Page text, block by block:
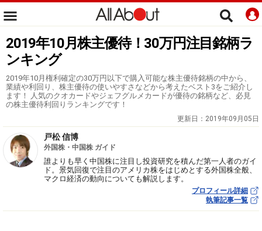
2019年10月株主優待！30万円注目銘柄ラ
ンキング
2019年10月権利確定の30万円以下で購入可能な株主優待銘柄の中から、
業績や利回り、株主優待の使いやすさなどから考えたベスト3をご紹介し
ます！ 人気のクオカードやジェフグルメカードが優待の銘柄など、必見
の株主優待利回りランキングです！
更新日： 2019年09月05日
戸松 信博
外国株・中国株 ガイド
誰よりも早く中国株に注目し投資研究を積んだ第一人者のガイ
ド。景気回復で注目のアメリカ株をはじめとする外国株全般、
マクロ経済の動向についても解説します。
プロフィール詳細
執筆記事一覧